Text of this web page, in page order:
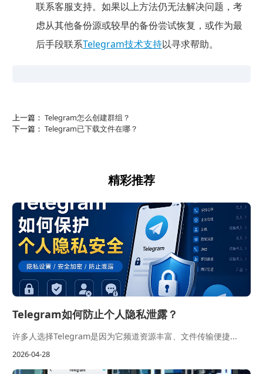
联系客服支持。如果以上方法仍无法解决问题，考
虑从其他备份源或较早的备份尝试恢复，或作为最
后手段联系Telegram技术支持以寻求帮助。
上一篇： Telegram怎么创建群组？
下一篇： Telegram已下载文件在哪？
精彩推荐
Telegram如何防止个人隐私泄露？
许多人选择Telegram是因为它频道资源丰富、文件传输便捷...
2026-04-28